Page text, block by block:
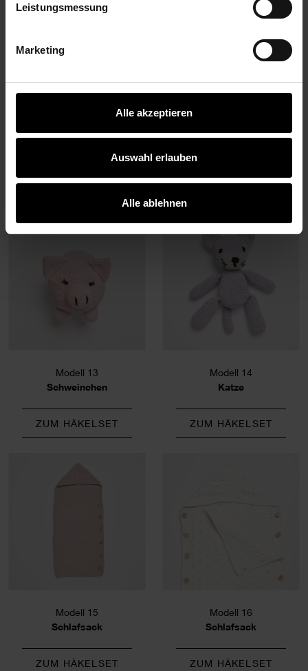
Leistungsmessung
Marketing
Alle akzeptieren
Auswahl erlauben
Alle ablehnen
Modell 11
ZUM HÄKELSET
Modell 12
ZUM HÄKELSET
Modell 13
Schweinchen
ZUM HÄKELSET
Modell 14
Katze
ZUM HÄKELSET
Modell 15
Schlafsack
ZUM HÄKELSET
Modell 16
Schlafsack
ZUM HÄKELSET